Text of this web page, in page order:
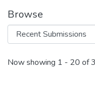
Browse
Recent
Now showing 1 - 20 of